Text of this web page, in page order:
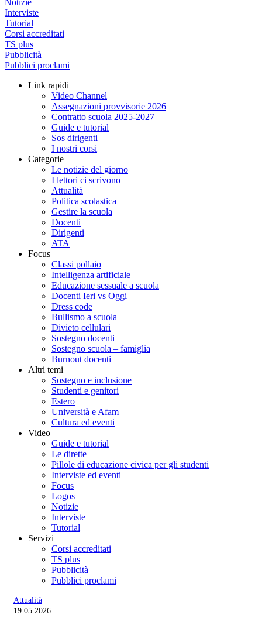
Notizie
Interviste
Tutorial
Corsi accreditati
TS plus
Pubblicità
Pubblici proclami
Link rapidi
Video Channel
Assegnazioni provvisorie 2026
Contratto scuola 2025-2027
Guide e tutorial
Sos dirigenti
I nostri corsi
Categorie
Le notizie del giorno
I lettori ci scrivono
Attualità
Politica scolastica
Gestire la scuola
Docenti
Dirigenti
ATA
Focus
Classi pollaio
Intelligenza artificiale
Educazione sessuale a scuola
Docenti Ieri vs Oggi
Dress code
Bullismo a scuola
Divieto cellulari
Sostegno docenti
Sostegno scuola – famiglia
Burnout docenti
Altri temi
Sostegno e inclusione
Studenti e genitori
Estero
Università e Afam
Cultura ed eventi
Video
Guide e tutorial
Le dirette
Pillole di educazione civica per gli studenti
Interviste ed eventi
Focus
Logos
Notizie
Interviste
Tutorial
Servizi
Corsi accreditati
TS plus
Pubblicità
Pubblici proclami
Attualità
19.05.2026